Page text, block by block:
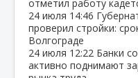
отметил работу
24 июля 14:46
проверил стройки:
Волгограде
24 июля 12:22 Банки
активно поднимают